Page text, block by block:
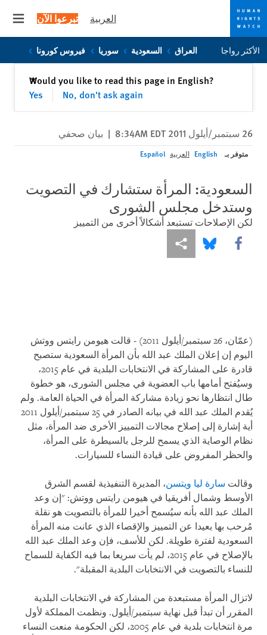
Skip
to
Skip
to
العربية تبرعوا الآن
الأكثر رواجا العراق السعودية سوريا فيروس كورونا
Would you like to read this page in English?
Yes
No, don't ask again
✕إغلاق
26 سبتمبر/أيلول 2011 8:34AM EDT | بيان صحفي
متوفر بـ English العربية Español
السعودية: المرأة ستشارك في التصويت
وستدخل مجلس الشورى
لكن الإصلاحات تستبعد أشكالاً أخرى من التمييز
Share this via Facebook
Share this via Bluesky
Share this via مشاركة
(عمّان، 26 سبتمبر/أيلول 2011) - قالت هيومن رايتس ووتش
اليوم إن إعلان الملك عبد الله بأن المرأة السعودية ستصبح
قادرة على المشاركة في الانتخابات البلدية في عام 2015،
وسيُفتح أمامها باب العضوية في مجلس الشورى، هو خطوة
طال انتظارها نحو زيادة مشاركة المرأة في الحياة العامة. ولم
يُقدم الملك عبد الله في بيانه الصادر في 25 سبتمبر/أيلول 2011
أية إشارة إلى إصلاح مجالات التمييز الأخرى ضد المرأة، مثل
نظام الوصاية الذي يسمح للرجل بالسيطرة على المرأة،
والحظر المفروض على قيادة النساء للسيارات.
وقالت سارة ليا ويتسن، المديرة التنفيذية لقسم الشرق
الأوسط وشمال أفريقيا في هيومن رايتس ووتش: "إن وعد
الملك عبد الله بأنه سيُسمح أخيرا للمرأة بالتصويت هو نقلة
مُرحب بها بعيدا عن التمييز والإقصاء الذي عانت منه المرأة
السعودية لفترة طويلة. لكن للأسف، فإن وعد الملك عبد الله
بالإصلاح في عام 2015، لم يأت سريعا بما فيه الكفاية للسماح
للنساء بالتصويت في الانتخابات البلدية المقبلة".
لاتزال المرأة مستبعدة من المشاركة في الانتخابات البلدية
المقرر أن تبدأ قبل نهاية سبتمبر/أيلول. ونظمت المملكة لأول
مرة انتخابات بلدية في عام 2005، لكن الحكومة منعت النساء